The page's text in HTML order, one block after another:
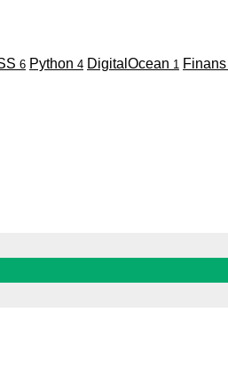
6 Python 4 DigitalOcean 1 Finans